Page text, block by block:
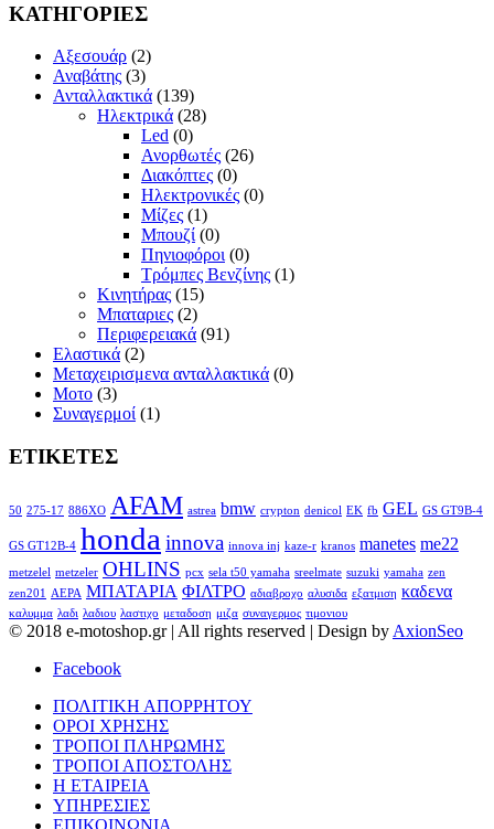
ΚΑΤΗΓΟΡΙΕΣ
Αξεσουάρ (2)
Αναβάτης (3)
Ανταλλακτικά (139)
Ηλεκτρικά (28)
Led (0)
Ανορθωτές (26)
Διακόπτες (0)
Ηλεκτρονικές (0)
Μίζες (1)
Μπουζί (0)
Πηνιοφόροι (0)
Τρόμπες Βενζίνης (1)
Κινητήρας (15)
Μπαταριες (2)
Περιφερειακά (91)
Ελαστικά (2)
Μεταχειρισμενα ανταλλακτικά (0)
Μοτο (3)
Συναγερμοί (1)
ΕΤΙΚΕΤΕΣ
50 275-17 886XO AFAM astrea bmw crypton denicol EK fb GEL GS GT9B-4
GS GT12B-4 honda innova innova inj kaze-r kranos manetes me22
metzelel metzeler OHLINS pcx sela t50 yamaha sreelmate suzuki yamaha zen
zen201
ΑΕΡΑ ΜΠΑΤΑΡΙΑ ΦΙΛΤΡΟ αδιαβροχο αλυσιδα εξατμιση καδενα
καλυμμα λαδι λαδιου λαστιχο μεταδοση μιζα συναγερμος τιμονιου
© 2018 e-motoshop.gr | All rights reserved | Design by AxionSeo
Facebook
ΠΟΛΙΤΙΚΗ ΑΠΟΡΡΗΤΟΥ
ΟΡΟΙ ΧΡΗΣΗΣ
ΤΡΟΠΟΙ ΠΛΗΡΩΜΗΣ
ΤΡΟΠΟΙ ΑΠΟΣΤΟΛΗΣ
Η ΕΤΑΙΡΕΙΑ
ΥΠΗΡΕΣΙΕΣ
ΕΠΙΚΟΙΝΩΝΙΑ